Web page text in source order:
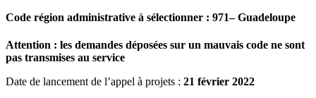
Code région administrative à sélectionner : 971– Guadeloupe
Attention : les demandes déposées sur un mauvais code ne sont
pas transmises au service
Date de lancement de l’appel à projets : 21 février 2022